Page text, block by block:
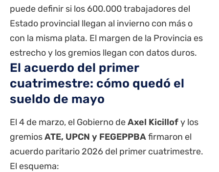
puede definir si los 600.000 trabajadores del
Estado provincial llegan al invierno con más o
con la misma plata. El margen de la Provincia es
estrecho y los gremios llegan con datos duros.
El acuerdo del primer
cuatrimestre: cómo quedó el
sueldo de mayo
El 4 de marzo, el Gobierno deAxel Kicillofy los
gremiosATE, UPCN y FEGEPPBAfirmaron el
acuerdo paritario 2026 del primer cuatrimestre.
El esquema: